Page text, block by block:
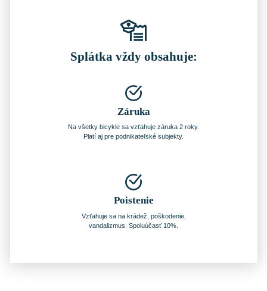
Splátka vždy obsahuje:
Záruka
Na všetky bicykle sa vzťahuje záruka 2 roky.
Platí aj pre podnikateľské subjekty.
Poistenie
Vzťahuje sa na krádež, poškodenie,
vandalizmus. Spoluúčasť 10%.